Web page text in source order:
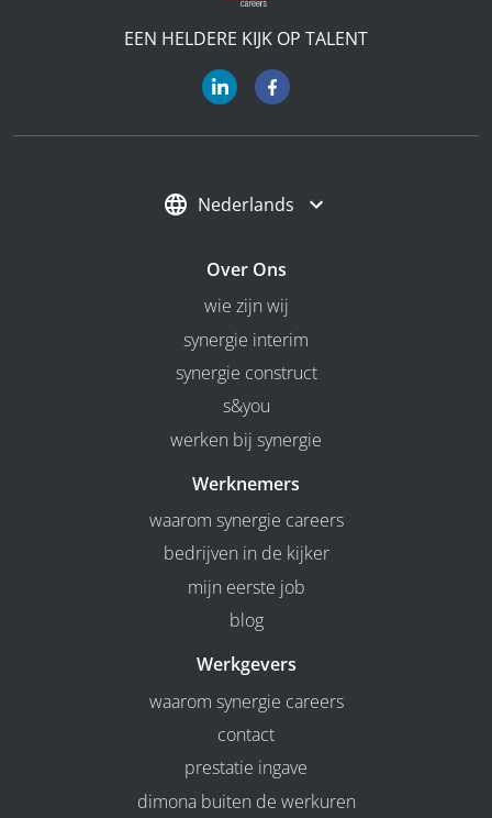
EEN HELDERE KIJK OP TALENT
Nederlands
Over Ons
wie zijn wij
synergie interim
synergie construct
s&you
werken bij synergie
Werknemers
waarom synergie careers
bedrijven in de kijker
mijn eerste job
blog
Werkgevers
waarom synergie careers
contact
prestatie ingave
dimona buiten de werkuren